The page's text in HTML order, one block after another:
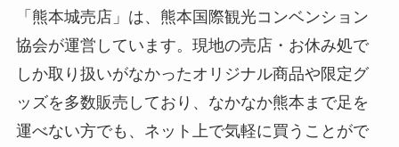
「熊本城売店」は、熊本国際観光コンベンション
協会が運営しています。現地の売店・お休み処で
しか取り扱いがなかったオリジナル商品や限定グ
ッズを多数販売しており、なかなか熊本まで足を
運べない方でも、ネット上で気軽に買うことがで